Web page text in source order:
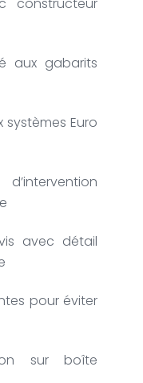
aux gabarits
Euro
avec détail
pour éviter
sur boîte